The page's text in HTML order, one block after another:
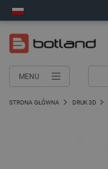
MENU
STRONA GŁÓWNA DRUK 3D